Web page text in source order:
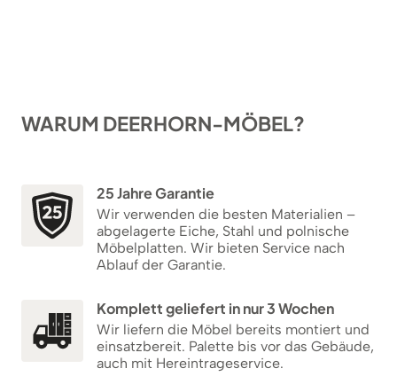
WARUM DEERHORN-MÖBEL?
25 Jahre Garantie
Wir verwenden die besten Materialien –
abgelagerte Eiche, Stahl und polnische
Möbelplatten. Wir bieten Service nach
Ablauf der Garantie.
Komplett geliefert in nur 3 Wochen
Wir liefern die Möbel bereits montiert und
einsatzbereit. Palette bis vor das Gebäude,
auch mit Hereintrageservice.